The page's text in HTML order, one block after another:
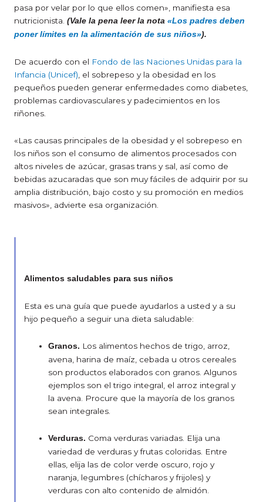
pasa por velar por lo que ellos comen», manifiesta esa
nutricionista. (Vale la pena leer la nota «Los padres deben
poner límites en la alimentación de sus niños»).
De acuerdo con el Fondo de las Naciones Unidas para la
Infancia (Unicef) , el sobrepeso y la obesidad en los
pequeños pueden generar enfermedades como diabetes,
problemas cardiovasculares y padecimientos en los
riñones.
«Las causas principales de la obesidad y el sobrepeso en
los niños son el consumo de alimentos procesados con
altos niveles de azúcar, grasas trans y sal, así como de
bebidas azucaradas que son muy fáciles de adquirir por su
amplia distribución, bajo costo y su promoción en medios
masivos», advierte esa organización.
Alimentos saludables para sus niños
Esta es una guía que puede ayudarlos a usted y a su
hijo pequeño a seguir una dieta saludable:
Granos. Los alimentos hechos de trigo, arroz,
avena, harina de maíz, cebada u otros cereales
son productos elaborados con granos. Algunos
ejemplos son el trigo integral, el arroz integral y
la avena. Procure que la mayoría de los granos
sean integrales.
Verduras. Coma verduras variadas. Elija una
variedad de verduras y frutas coloridas. Entre
ellas, elija las de color verde oscuro, rojo y
naranja, legumbres (chícharos y frijoles) y
verduras con alto contenido de almidón.